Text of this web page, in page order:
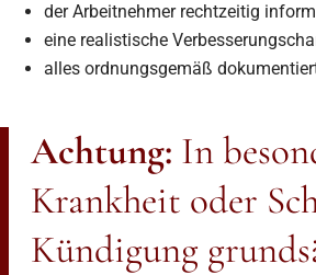
der Arbeitnehmer rechtzeitig
eine realistische
alles ordnungsgemäß
Achtung: In
Krankheit oder
Kündigung